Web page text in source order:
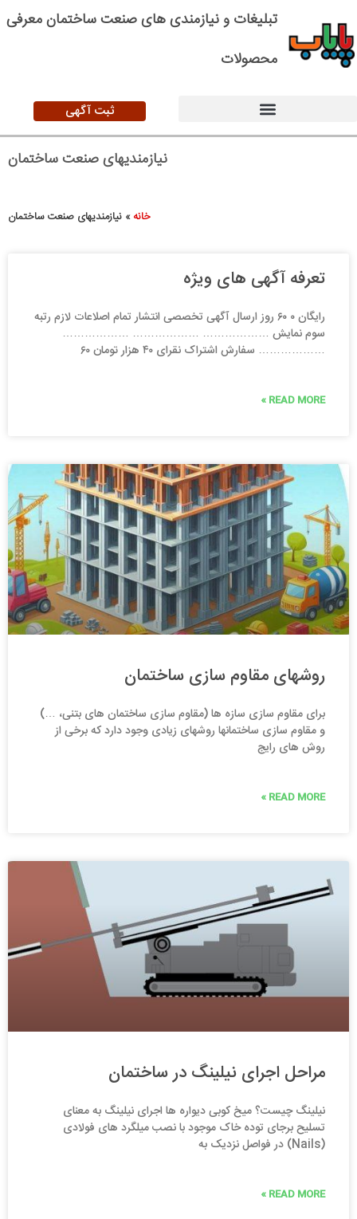
تبلیغات و نیازمندی های صنعت ساختمان معرفی
محصولات
ثبت آگهی
نیازمندیهای صنعت ساختمان
خانه» نیازمندیهای صنعت ساختمان
تعرفه آگهی های ویژه
رایگان ۰ ۶۰ روز ارسال آگهی تخصصی انتشار تمام اصلاعات لازم رتبه
سوم نمایش ……………… ……………… ………………
……………… سفارش اشتراک نقرای ۴۰ هزار تومان ۶۰
READ MORE »
روشهای مقاوم سازی ساختمان
برای مقاوم سازی سازه ها (مقاوم سازی ساختمان های بتنی، …)
و مقاوم سازی ساختمانها روشهای زیادی وجود دارد که برخی از
روش های رایج
READ MORE »
مراحل اجرای نیلینگ در ساختمان
نیلینگ چیست؟ میخ کوبی دیواره ها اجرای نیلینگ به معنای
تسلیح برجای توده خاک موجود با نصب میلگرد های فولادی
(Nails) در فواصل نزدیک به
READ MORE »